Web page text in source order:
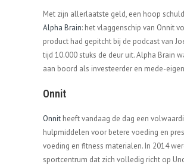
Met zijn allerlaatste geld, een hoop
Alpha Brain: het vlaggenschip van Onnit
product had gepitcht bij de podcast van
tijd 10.000 stuks de deur uit. Alpha Brain
aan boord als investeerder en mede-
Onnit
Onnit heeft vandaag de dag een
hulpmiddelen voor betere voeding en
voeding en fitness materialen. In 2014
sportcentrum dat zich volledig richt op